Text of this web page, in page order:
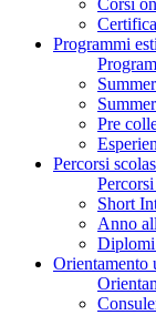
Corsi
Programmi
Pre
Percorsi
Short
Anno
Diplomi
Orientamento